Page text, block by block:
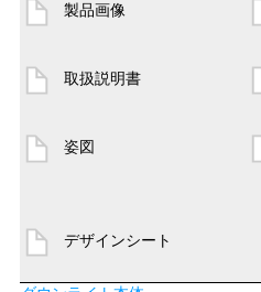
製品画像
取扱説明書
姿図
デザインシート